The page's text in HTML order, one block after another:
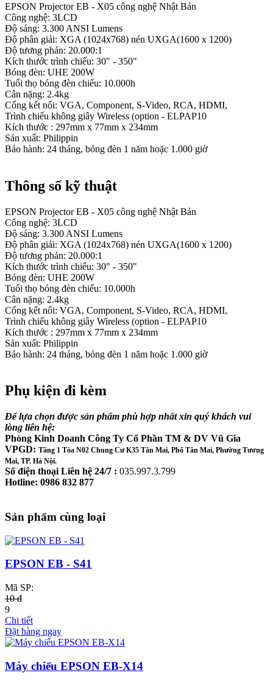
EPSON Projector EB - X05 công nghệ Nhật Bản
Công nghệ: 3LCD
Độ sáng: 3.300 ANSI Lumens
Độ phân giải: XGA (1024x768) nén UXGA(1600 x 1200)
Độ tương phản: 20.000:1
Kích thước trình chiếu: 30" - 350"
Bóng đèn: UHE 200W
Tuổi thọ bóng đèn chiếu: 10.000h
Cân nặng: 2.4kg
Cổng kết nối: VGA, Component, S-Video, RCA, HDMI,
Trình chiếu không giây Wireless (option - ELPAP10
Kích thước : 297mm x 77mm x 234mm
Sản xuất: Philippin
Bảo hành: 24 tháng, bóng đèn 1 năm hoặc 1.000 giờ
Thông số kỹ thuật
EPSON Projector EB - X05 công nghệ Nhật Bản
Công nghệ: 3LCD
Độ sáng: 3.300 ANSI Lumens
Độ phân giải: XGA (1024x768) nén UXGA(1600 x 1200)
Độ tương phản: 20.000:1
Kích thước trình chiếu: 30" - 350"
Bóng đèn: UHE 200W
Tuổi thọ bóng đèn chiếu: 10.000h
Cân nặng: 2.4kg
Cổng kết nối: VGA, Component, S-Video, RCA, HDMI,
Trình chiếu không giây Wireless (option - ELPAP10
Kích thước : 297mm x 77mm x 234mm
Sản xuất: Philippin
Bảo hành: 24 tháng, bóng đèn 1 năm hoặc 1.000 giờ
Phụ kiện đi kèm
Để lựa chọn được sản phẩm phù hợp nhất xin quý khách vui
lòng liên hệ:
Phòng Kinh Doanh Công Ty Cổ Phần TM & DV Vũ Gia
VPGD: Tầng 1 Tòa N02 Chung Cư K35 Tân Mai, Phố Tân Mai, Phường Tương
Mai, TP. Hà Nội.
Số điện thoại Liên hệ 24/7 : 035.997.3.799
Hotline: 0986 832 877
Sản phẩm cùng loại
EPSON EB - S41
Mã SP:
10 đ
9
Chi tiết
Đặt hàng ngay
Máy chiếu EPSON EB-X14